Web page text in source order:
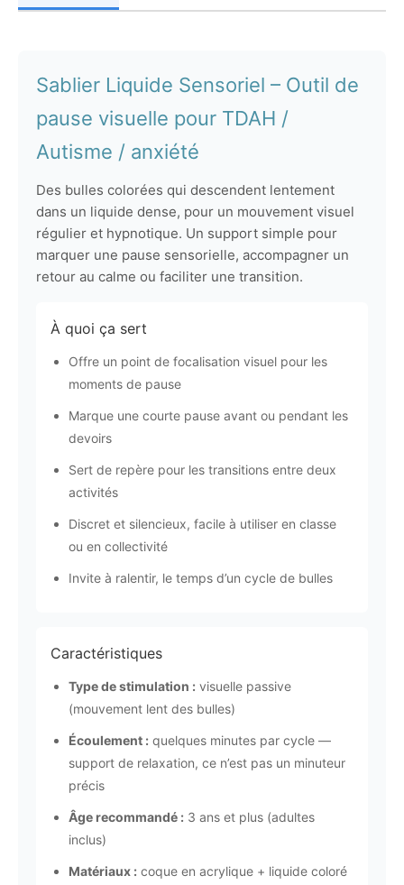
Sablier Liquide Sensoriel – Outil de
pause visuelle pour TDAH /
Autisme / anxiété
Des bulles colorées qui descendent lentement
dans un liquide dense, pour un mouvement visuel
régulier et hypnotique. Un support simple pour
marquer une pause sensorielle, accompagner un
retour au calme ou faciliter une transition.
À quoi ça sert
Offre un point de focalisation visuel pour les
moments de pause
Marque une courte pause avant ou pendant les
devoirs
Sert de repère pour les transitions entre deux
activités
Discret et silencieux, facile à utiliser en classe
ou en collectivité
Invite à ralentir, le temps d’un cycle de bulles
Caractéristiques
Type de stimulation : visuelle passive
(mouvement lent des bulles)
Écoulement : quelques minutes par cycle —
support de relaxation, ce n’est pas un minuteur
précis
Âge recommandé : 3 ans et plus (adultes
inclus)
Matériaux : coque en acrylique + liquide coloré